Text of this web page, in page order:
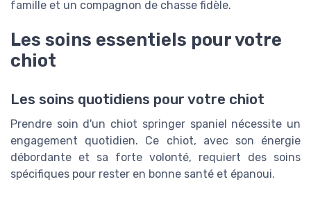
famille et un compagnon de chasse fidèle.
Les soins essentiels pour votre
chiot
Les soins quotidiens pour votre chiot
Prendre soin d'un chiot springer spaniel nécessite un
engagement quotidien. Ce chiot, avec son énergie
débordante et sa forte volonté, requiert des soins
spécifiques pour rester en bonne santé et épanoui.